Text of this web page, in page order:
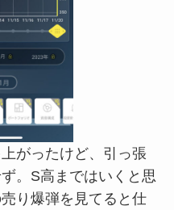
がったけど、引っ張
。S高まではいくと思
り爆弾を見てると仕